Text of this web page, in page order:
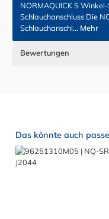
NORMAQUICK S
Schlauchanschluss Die
Schlauchanschl… Mehr
Bewertungen
Produktgalerie
Das könnte auch